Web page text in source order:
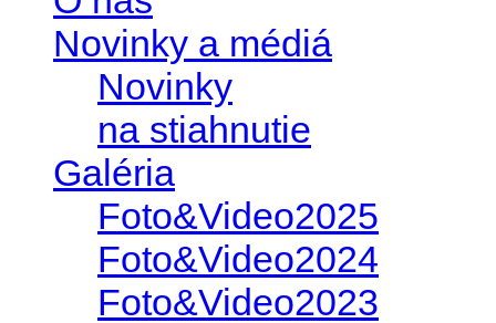
Novinky a médiá
Novinky
na stiahnutie
Galéria
Foto&Video2025
Foto&Video2024
Foto&Video2023